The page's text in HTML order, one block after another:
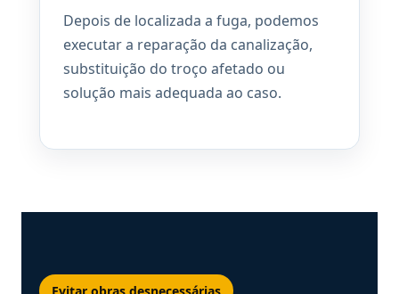
Depois de localizada a fuga, podemos
executar a reparação da canalização,
substituição do troço afetado ou
solução mais adequada ao caso.